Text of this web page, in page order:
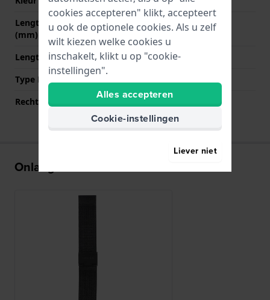
Lengte band op 12 uur
(mm)
70 mm
Lengte band op 6 uur (mm)
100 mm
Type Bevestiging
Rechte aanzet
Ja
Onlangs bekeken
cookies accepteren" klikt, accepteert
u ook de optionele cookies. Als u zelf
wilt kiezen welke cookies u
inschakelt, klikt u op "cookie-
instellingen".
Alles accepteren
Cookie-instellingen
Liever niet